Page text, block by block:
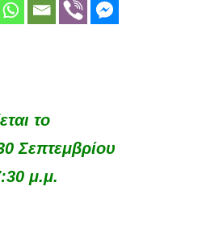
το
Σεπτεμβρίου
μ.μ.